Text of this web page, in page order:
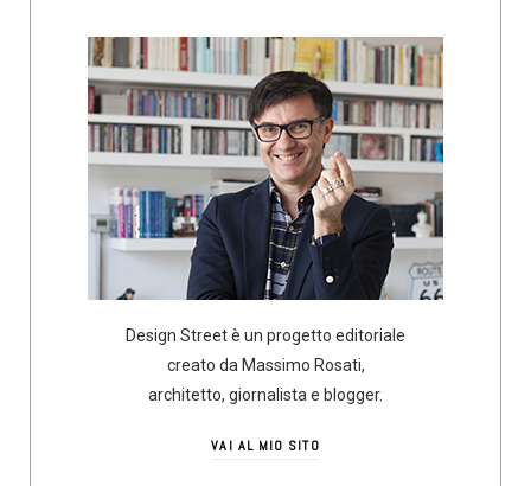
Design Street è un progetto editoriale
creato da Massimo Rosati,
architetto, giornalista e blogger.
VAI AL MIO SITO